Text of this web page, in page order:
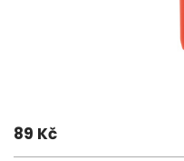
89 Kč